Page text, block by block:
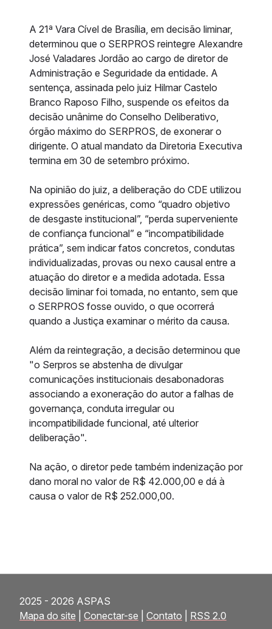
A 21ª Vara Cível de Brasília, em decisão liminar,
determinou que o SERPROS reintegre Alexandre
José Valadares Jordão ao cargo de diretor de
Administração e Seguridade da entidade. A
sentença, assinada pelo juiz Hilmar Castelo
Branco Raposo Filho, suspende os efeitos da
decisão unânime do Conselho Deliberativo,
órgão máximo do SERPROS, de exonerar o
dirigente. O atual mandato da Diretoria Executiva
termina em 30 de setembro próximo.
Na opinião do juiz, a deliberação do CDE utilizou
expressões genéricas, como “quadro objetivo
de desgaste institucional”, “perda superveniente
de confiança funcional” e “incompatibilidade
prática”, sem indicar fatos concretos, condutas
individualizadas, provas ou nexo causal entre a
atuação do diretor e a medida adotada. Essa
decisão liminar foi tomada, no entanto, sem que
o SERPROS fosse ouvido, o que ocorrerá
quando a Justiça examinar o mérito da causa.
Além da reintegração, a decisão determinou que
"o Serpros se abstenha de divulgar
comunicações institucionais desabonadoras
associando a exoneração do autor a falhas de
governança, conduta irregular ou
incompatibilidade funcional, até ulterior
deliberação".
Na ação, o diretor pede também indenização por
dano moral no valor de R$ 42.000,00 e dá à
causa o valor de R$ 252.000,00.
2025 - 2026 ASPAS
Mapa do site
Conectar-se Contato RSS 2.0